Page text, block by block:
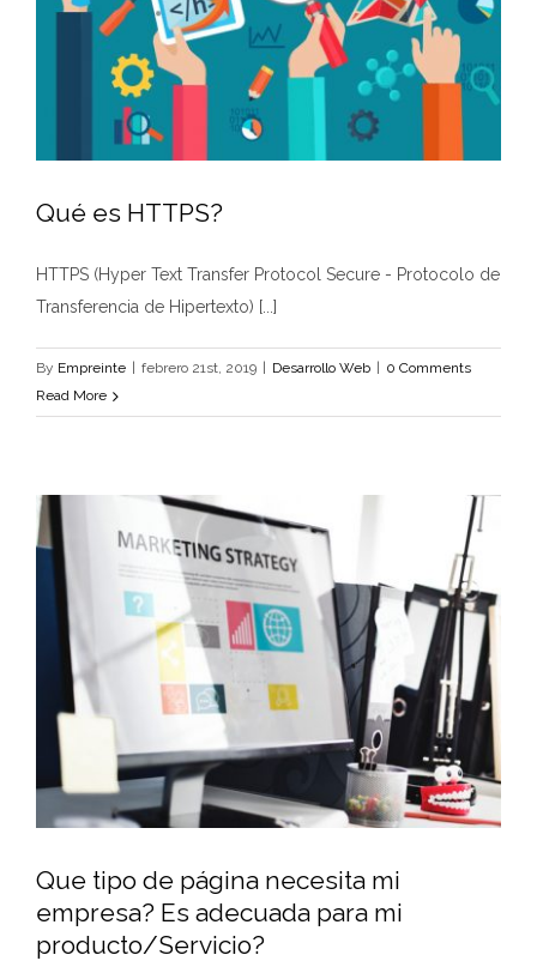
Qué es HTTPS?
HTTPS (Hyper Text Transfer Protocol Secure - Protocolo de
Transferencia de Hipertexto) [...]
By Empreinte febrero 21st, 2019 Desarrollo Web
0 Comments
Read More
Que tipo de página necesita mi
empresa? Es adecuada para mi
producto/Servicio?